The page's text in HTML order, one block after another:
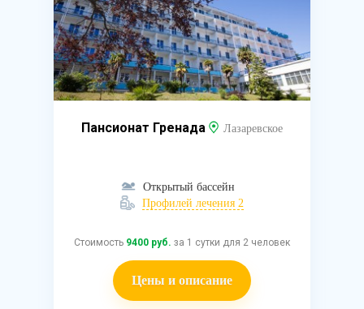
Пансионат Гренада Лазаревское
Открытый бассейн
Профилей лечения 2
Стоимость 9400 руб. за 1 сутки для 2 человек
Цены и описание